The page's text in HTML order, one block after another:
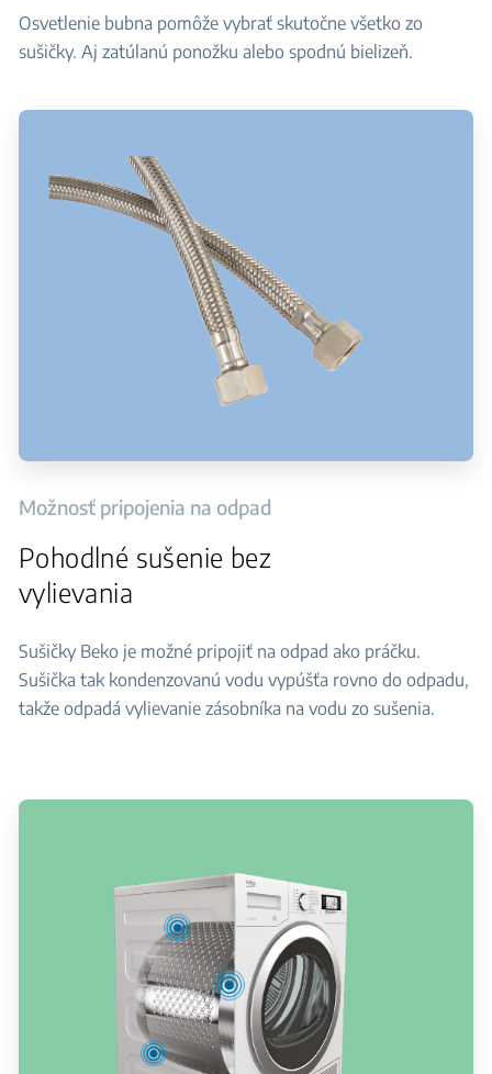
Osvetlenie bubna pomôže vybrať skutočne všetko zo
sušičky. Aj zatúlanú ponožku alebo spodnú bielizeň.
Možnosť pripojenia na odpad
Pohodlné sušenie bez
vylievania
Sušičky Beko je možné pripojiť na odpad ako práčku.
Sušička tak kondenzovanú vodu vypúšťa rovno do odpadu,
takže odpadá vylievanie zásobníka na vodu zo sušenia.